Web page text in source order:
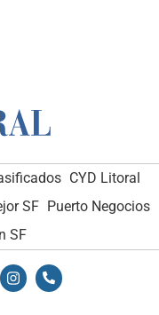
CYD Litoral
SF Puerto Negocios
SF